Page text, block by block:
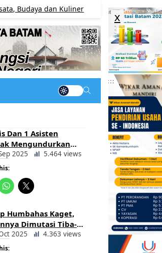
dan Kuliner INVESTIGASI
Dan 1 Asisten
Mengundurkan
Apa Pemerintahan
2025 5.464 views
Humbahas Kaget,
Dimutasi Tiba-
Alasan Oleh
2025 4.363 views
x